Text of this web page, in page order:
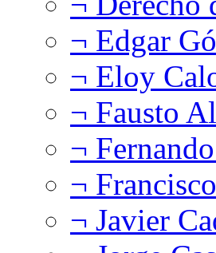
¬ Edgar
¬ Eloy
¬ Fausto
¬
¬
¬ Javier